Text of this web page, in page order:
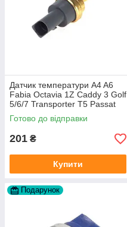
Датчик температури A4 A6
Fabia Octavia 1Z Caddy 3 Golf
5/6/7 Transporter T5 Passat
B6 (колір сірий)
Готово до відправки
201 ₴
Купити
Подарунок